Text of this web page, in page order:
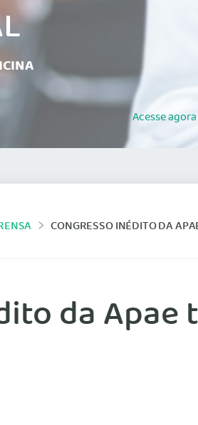
Acesseagora
CONGRESSO INÉDITO DA
da